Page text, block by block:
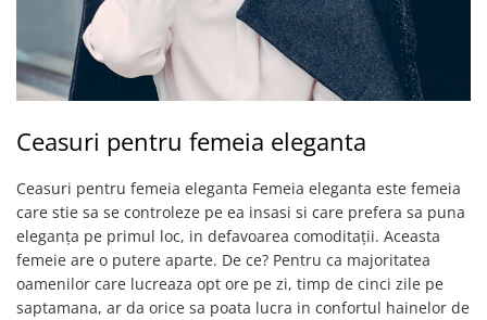
Ceasuri pentru femeia eleganta
Ceasuri pentru femeia eleganta Femeia eleganta este femeia
care stie sa se controleze pe ea insasi si care prefera sa puna
eleganța pe primul loc, in defavoarea comoditații. Aceasta
femeie are o putere aparte. De ce? Pentru ca majoritatea
oamenilor care lucreaza opt ore pe zi, timp de cinci zile pe
saptamana, ar da orice sa poata lucra in confortul hainelor de